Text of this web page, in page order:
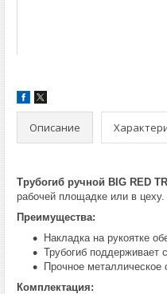
Описание
Трубогиб ручной BIG RED
рабочей площадке или в цеху.
Преимущества:
Накладка на рукоятке
Трубогиб
Прочное металлическое
Комплектация: